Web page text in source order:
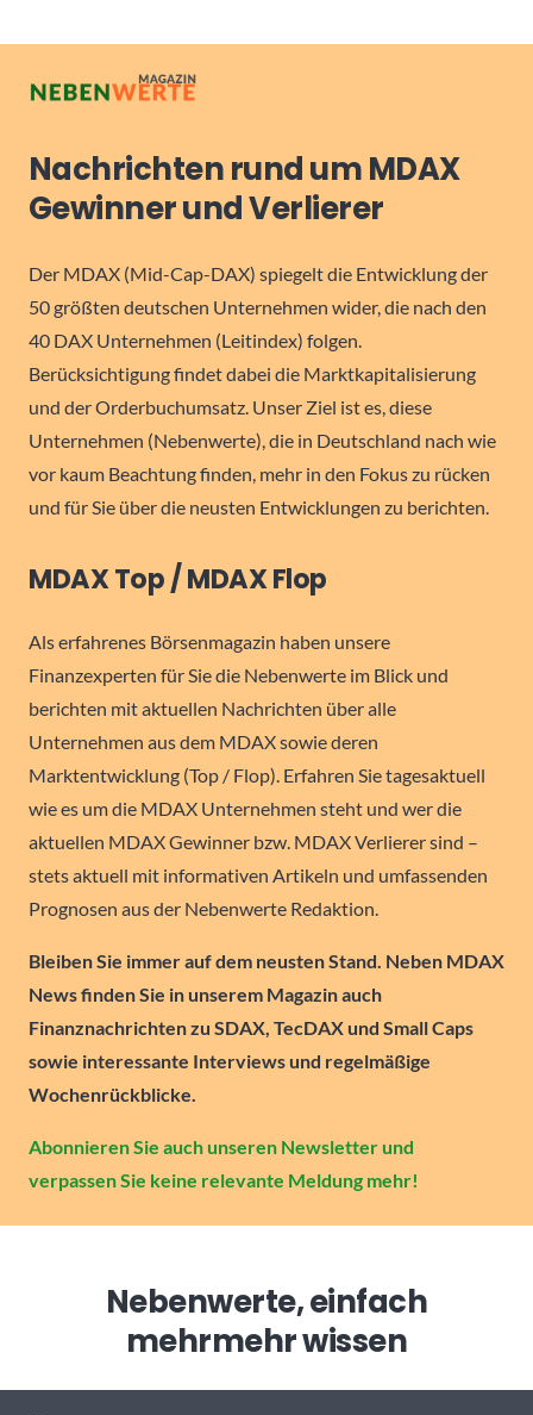
Nachrichten rund um MDAX
Gewinner und Verlierer
Der MDAX (Mid-Cap-DAX) spiegelt die Entwicklung der
50 größten deutschen Unternehmen wider, die nach den
40 DAX Unternehmen (Leitindex) folgen.
Berücksichtigung findet dabei die Marktkapitalisierung
und der Orderbuchumsatz. Unser Ziel ist es, diese
Unternehmen (Nebenwerte), die in Deutschland nach wie
vor kaum Beachtung finden, mehr in den Fokus zu rücken
und für Sie über die neusten Entwicklungen zu berichten.
MDAX Top / MDAX Flop
Als erfahrenes Börsenmagazin haben unsere
Finanzexperten für Sie die Nebenwerte im Blick und
berichten mit aktuellen Nachrichten über alle
Unternehmen aus dem MDAX sowie deren
Marktentwicklung (Top / Flop). Erfahren Sie tagesaktuell
wie es um die MDAX Unternehmen steht und wer die
aktuellen MDAX Gewinner bzw. MDAX Verlierer sind –
stets aktuell mit informativen Artikeln und umfassenden
Prognosen aus der Nebenwerte Redaktion.
Bleiben Sie immer auf dem neusten Stand. Neben MDAX
News finden Sie in unserem Magazin auch
Finanznachrichten zu SDAX, TecDAX und Small Caps
sowie interessante Interviews und regelmäßige
Wochenrückblicke.
Abonnieren Sie auch unseren Newsletter und
verpassen Sie keine relevante Meldung mehr!
Nebenwerte, einfach
mehrmehr wissen